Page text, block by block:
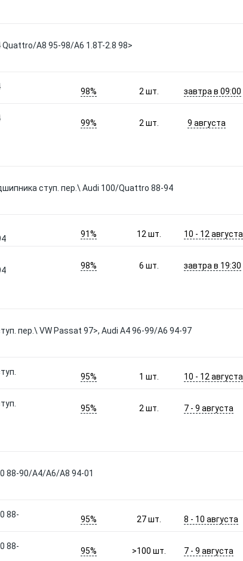
A8 95-98/A6 1.8T-2.8 98>
98% 2шт. завтра в 09:00
99% 2шт. 9 августа
ступ. пер.\ Audi 100/Quattro 88-94
91% 12шт. 10 - 12 августа
98% 6шт. завтра в 19:30
пер.\ VW Passat 97>, Audi A4 96-99/A6 94-97
95% 1шт. 10 - 12 августа
95% 2шт. 7 - 9 августа
88-90/A4/A6/A8 94-01
88-
95% 27шт. 8 - 10 августа
88-
95% >100шт. 7 - 9 августа